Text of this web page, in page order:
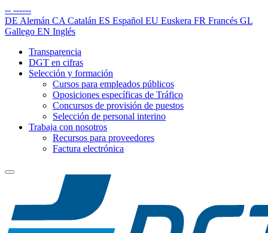
-- ------
DE Alemán CA Catalán ES Español EU Euskera FR Francés GL
Gallego EN Inglés
Transparencia
DGT en cifras
Selección y formación
Cursos para empleados públicos
Oposiciones específicas de Tráfico
Concursos de provisión de puestos
Selección de personal interino
Trabaja con nosotros
Recursos para proveedores
Factura electrónica